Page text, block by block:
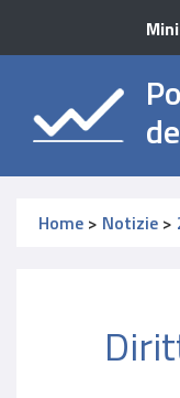
Home > Notizie >